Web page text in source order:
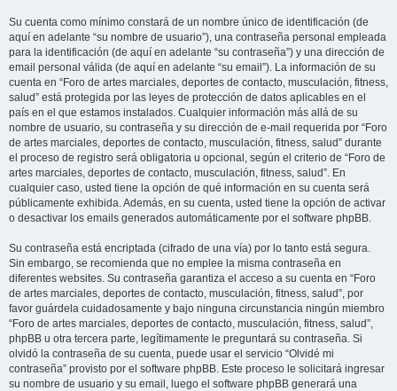
Su cuenta como mínimo constará de un nombre único de identificación (de
aquí en adelante “su nombre de usuario”), una contraseña personal empleada
para la identificación (de aquí en adelante “su contraseña”) y una dirección de
email personal válida (de aquí en adelante “su email”). La información de su
cuenta en “Foro de artes marciales, deportes de contacto, musculación, fitness,
salud” está protegida por las leyes de protección de datos aplicables en el
país en el que estamos instalados. Cualquier información más allá de su
nombre de usuario, su contraseña y su dirección de e-mail requerida por “Foro
de artes marciales, deportes de contacto, musculación, fitness, salud” durante
el proceso de registro será obligatoria u opcional, según el criterio de “Foro de
artes marciales, deportes de contacto, musculación, fitness, salud”. En
cualquier caso, usted tiene la opción de qué información en su cuenta será
públicamente exhibida. Además, en su cuenta, usted tiene la opción de activar
o desactivar los emails generados automáticamente por el software phpBB.
Su contraseña está encriptada (cifrado de una vía) por lo tanto está segura.
Sin embargo, se recomienda que no emplee la misma contraseña en
diferentes websites. Su contraseña garantiza el acceso a su cuenta en “Foro
de artes marciales, deportes de contacto, musculación, fitness, salud”, por
favor guárdela cuidadosamente y bajo ninguna circunstancia ningún miembro
“Foro de artes marciales, deportes de contacto, musculación, fitness, salud”,
phpBB u otra tercera parte, legítimamente le preguntará su contraseña. Si
olvidó la contraseña de su cuenta, puede usar el servicio “Olvidé mi
contraseña” provisto por el software phpBB. Este proceso le solicitará ingresar
su nombre de usuario y su email, luego el software phpBB generará una